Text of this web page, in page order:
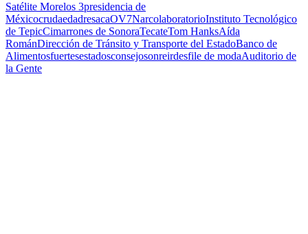
Satélite Morelos 3presidencia de
MéxicocrudaedadresacaOV7NarcolaboratorioInstituto Tecnológico
de TepicCimarrones de SonoraTecateTom HanksAída
RománDirección de Tránsito y Transporte del EstadoBanco de
Alimentosfuertesestadosconsejosonreirdesfile de modaAuditorio de
la Gente